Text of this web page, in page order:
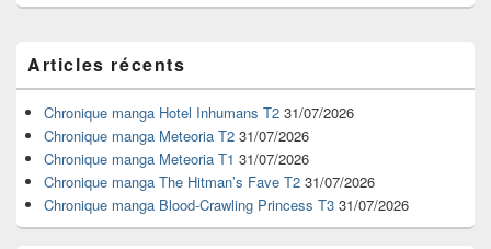
principale
de
widget
pour
barre
latérale
Articles récents
Chronique manga Hotel Inhumans T2 31/07/2026
Chronique manga Meteoria T2 31/07/2026
Chronique manga Meteoria T1 31/07/2026
Chronique manga The Hitman’s Fave T2 31/07/2026
Chronique manga Blood-Crawling Princess T3 31/07/2026